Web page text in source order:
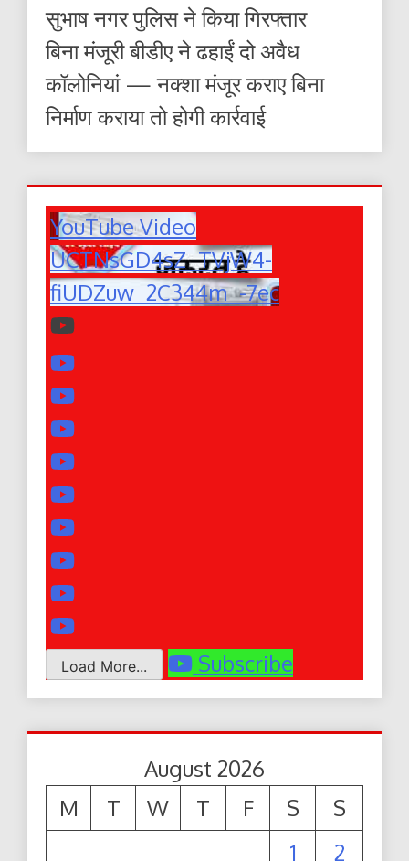
सुभाष नगर पुलिस ने किया गिरफ्तार
बिना मंजूरी बीडीए ने ढहाईं दो अवैध
कॉलोनियां — नक्शा मंजूर कराए बिना
निर्माण कराया तो होगी कार्रवाई
YouTube Video
UCTNsGD4sZ_TVjW4-
fiUDZuw_2C344m_-7ec
Load More... Subscribe
August 2026
M
T W T F S
S
1
2